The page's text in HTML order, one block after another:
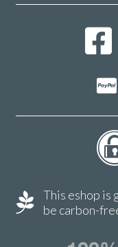
This eshop is
be carbon-